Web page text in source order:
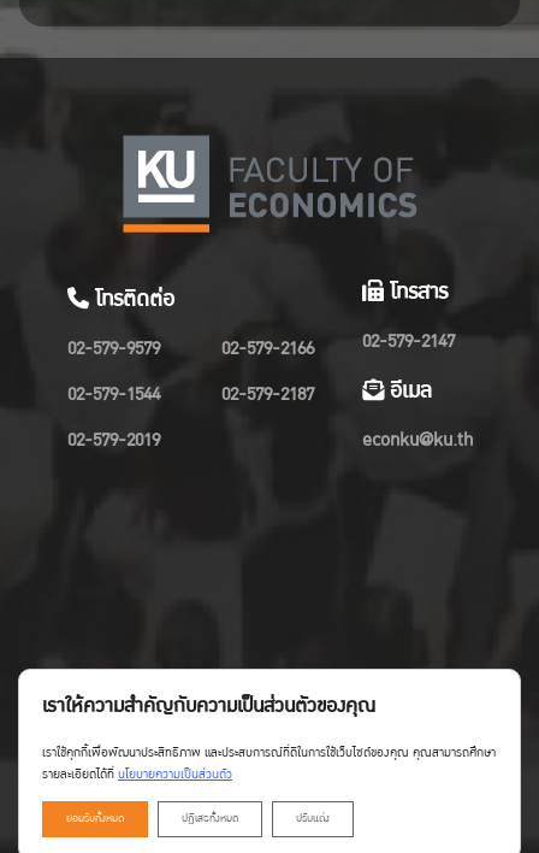
โทรติดต่อ
02-579-9579
02-579-1544
02-579-2019
02-579-2166
02-579-2187
โทรสาร
02-579-2147
อีเมล
econku@ku.th
Copyright©Faculty of Economics KU
เราให้ความสำคัญกับความเป็นส่วนตัวของคุณ
เราใช้คุกกี้เพื่อพัฒนาประสิทธิภาพ และประสบการณ์ที่ดีในการใช้เว็บไซต์ของคุณ คุณสามารถศึกษา
รายละเอียดได้ที่นโยบายความเป็นส่วนตัว
ยอมรับทั้งหมด ปฏิเสธทั้งหมด ปรับแต่ง